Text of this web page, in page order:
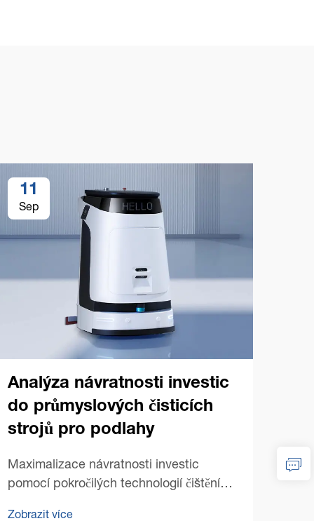
11
Sep
Analýza návratnosti investic
do průmyslových čisticích
strojů pro podlahy
Maximalizace návratnosti investic
pomocí pokročilých technologií čištění
Zobrazit více